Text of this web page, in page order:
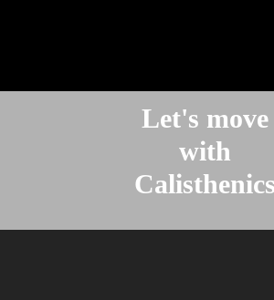
Let's move
with
Calisthenics